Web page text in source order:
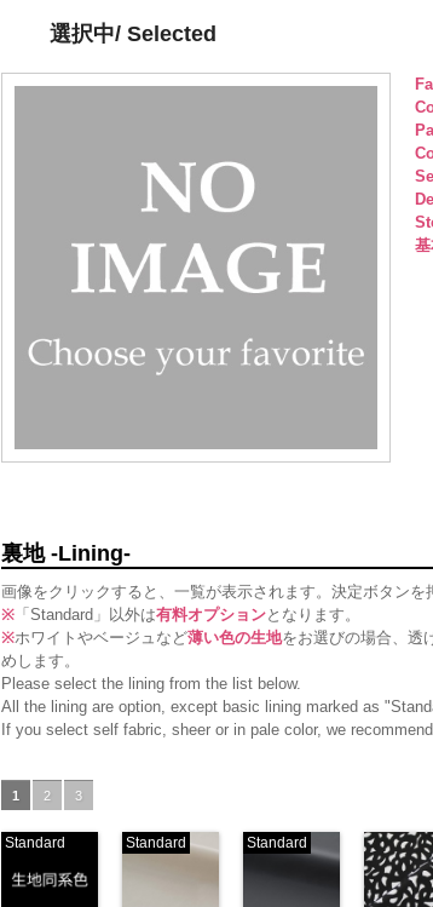
選択中/ Selected
裏地 -Lining-
画像をクリックすると、一覧が表示されます。決定ボタンを
※ 「Standard」以外は有料オプションとなります。
※ホワイトやベージュなど薄い色の生地をお選びの場合、透
めします。
Please select the lining from the list below.
All the lining are option, except basic lining marked as
If you select self fabric, sheer or in pale color, we
1 2 3
Standard Standard Standard